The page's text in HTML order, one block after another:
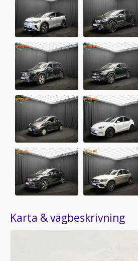
Karta & vägbeskrivning